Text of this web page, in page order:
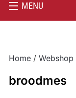
MENU
Home/ Webshop
broodmes